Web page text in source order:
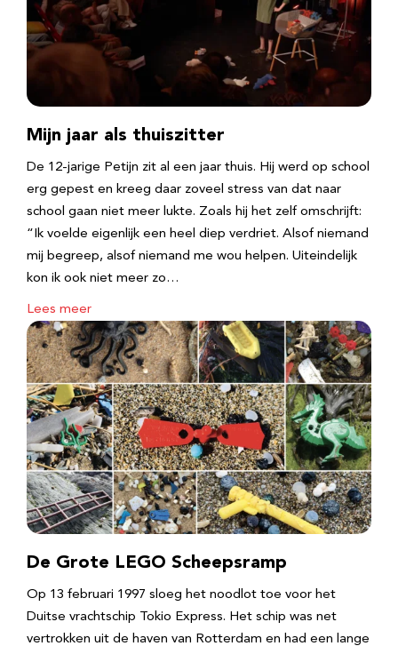
Mijn jaar als thuiszitter
De 12-jarige Petijn zit al een jaar thuis. Hij werd op school
erg gepest en kreeg daar zoveel stress van dat naar
school gaan niet meer lukte. Zoals hij het zelf omschrijft:
“Ik voelde eigenlijk een heel diep verdriet. Alsof niemand
mij begreep, alsof niemand me wou helpen. Uiteindelijk
kon ik ook niet meer zo…
Lees meer
De Grote LEGO Scheepsramp
Op 13 februari 1997 sloeg het noodlot toe voor het
Duitse vrachtschip Tokio Express. Het schip was net
vertrokken uit de haven van Rotterdam en had een lange